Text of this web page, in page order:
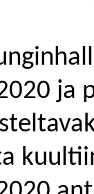
ja